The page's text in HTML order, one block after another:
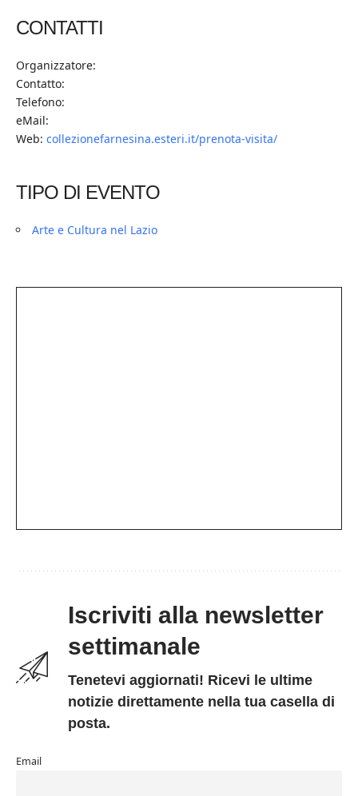
CONTATTI
Organizzatore:
Contatto:
Telefono:
eMail:
Web: collezionefarnesina.esteri.it/prenota-visita/
TIPO DI EVENTO
Arte e Cultura nel Lazio
Iscriviti alla newsletter
settimanale
Tenetevi aggiornati! Ricevi le ultime
notizie direttamente nella tua casella di
posta.
Email